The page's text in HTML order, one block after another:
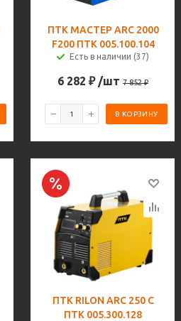
ПТК МАСТЕР ARC 2000
F200 ПТК 005.100.104
Есть в наличии (37)
6 282 ₽ /шт 7 852₽
В КОРЗИНУ
ПТК RILON ARC 250 C
ПТК 005.300.128